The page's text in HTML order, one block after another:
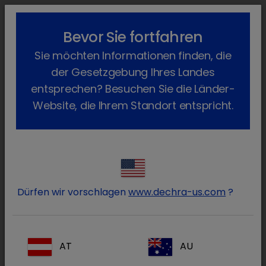
lock_outline search menu
Apothekenpflichtig
Dysticum Zurück
Dysticum
Bevor Sie fortfahren
Sie möchten Informationen finden, die
der Gesetzgebung Ihres Landes
entsprechen? Besuchen Sie die Länder-
Website, die Ihrem Standort entspricht.
Dürfen wir vorschlagenwww.dechra-us.com ?
AT AU